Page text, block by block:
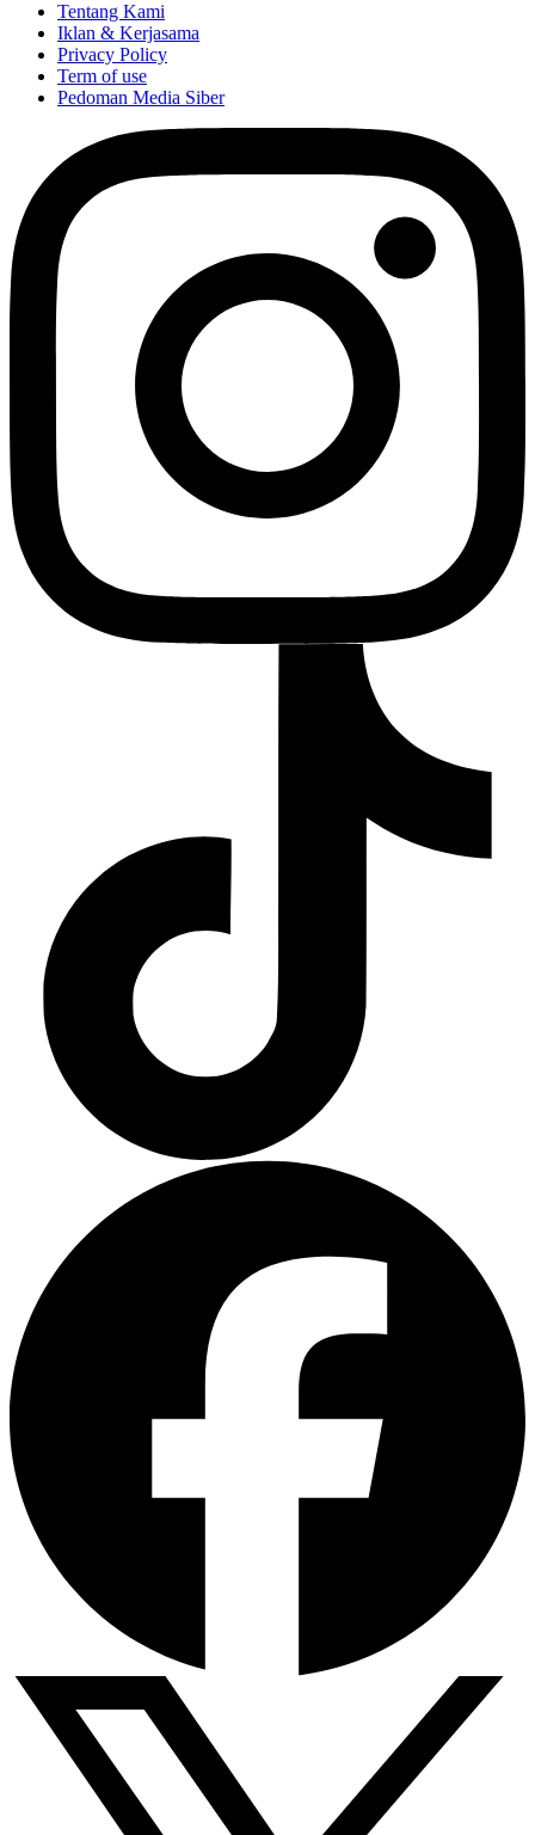
Tentang Kami
Iklan & Kerjasama
Privacy Policy
Term of use
Pedoman Media Siber